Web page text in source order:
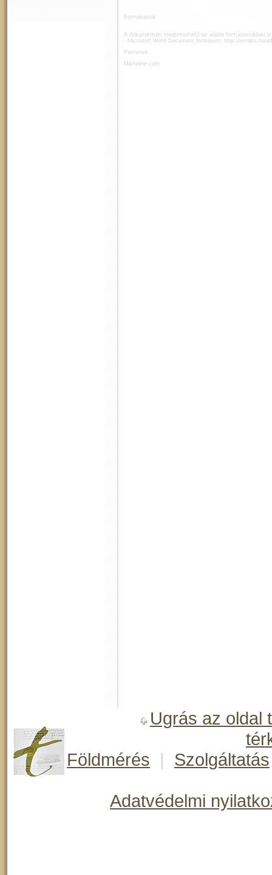
Formátumok
A dokumentum megtekinthető az alábbi formátumokban
- Microsoft Word Document formátum: http://terratis.hu/
Partnerek
MaXeline.com
Ugrás az oldal
Földmérés
| Szolgáltatás
Adatvédelmi